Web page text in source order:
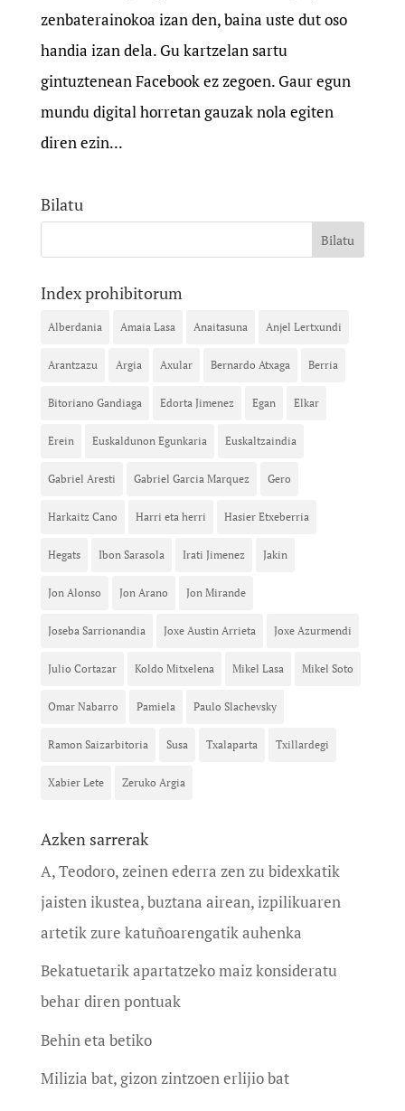
zenbaterainokoa izan den, baina uste dut oso
handia izan dela. Gu kartzelan sartu
gintuztenean Facebook ez zegoen. Gaur egun
mundu digital horretan gauzak nola egiten
diren ezin...
Bilatu
Index prohibitorum
Alberdania Amaia Lasa Anaitasuna Anjel Lertxundi
Arantzazu Argia Axular Bernardo Atxaga Berria
Bitoriano Gandiaga Edorta Jimenez Egan Elkar
Erein Euskaldunon Egunkaria Euskaltzaindia
Gabriel Aresti Gabriel Garcia Marquez Gero
Harkaitz Cano Harri eta herri Hasier Etxeberria
Hegats Ibon Sarasola Irati Jimenez Jakin
Jon Alonso Jon Arano Jon Mirande
Joseba Sarrionandia Joxe Austin Arrieta Joxe Azurmendi
Julio Cortazar Koldo Mitxelena Mikel Lasa Mikel Soto
Omar Nabarro Pamiela Paulo Slachevsky
Ramon Saizarbitoria Susa Txalaparta Txillardegi
Xabier Lete Zeruko Argia
Azken sarrerak
A, Teodoro, zeinen ederra zen zu bidexkatik
jaisten ikustea, buztana airean, izpilikuaren
artetik zure katuñoarengatik auhenka
Bekatuetarik apartatzeko maiz konsideratu
behar diren pontuak
Behin eta betiko
Milizia bat, gizon zintzoen erlijio bat